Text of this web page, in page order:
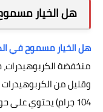
هل الخيار
هل الخيار مسموح في
منخفضة
وقليل من